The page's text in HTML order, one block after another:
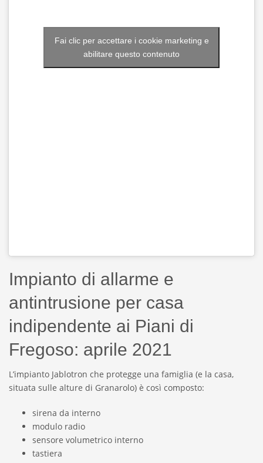
Fai clic per accettare i cookie marketing e
abilitare questo contenuto
Impianto di allarme e
antintrusione per casa
indipendente ai Piani di
Fregoso: aprile 2021
L’impianto Jablotron che protegge una famiglia (e la casa,
situata sulle alture di Granarolo) è così composto:
sirena da interno
modulo radio
sensore volumetrico interno
tastiera